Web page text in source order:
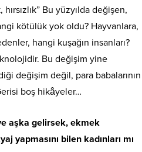
Bu yüzyılda değişen,
kötülük yok oldu? Hayvanlara,
hangi kuşağın insanları?
Bu değişim yine
değişim değil, para babalarının
boş hikâyeler…
aşka gelirsek, ekmek
yapmasını bilen kadınları mı